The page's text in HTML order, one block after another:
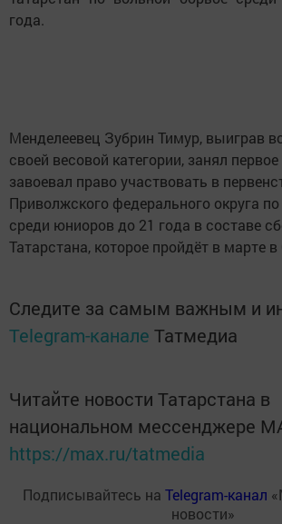
года.
Менделеевец Зубрин Тимур, выиграв
своей весовой категории, занял
завоевал право участвовать в
Приволжского федерального округа
среди юниоров до 21 года в составе
Татарстана, которое пройдёт в марте в
Следите за самым важным и
Telegram-канале Татмедиа
Читайте новости Татарстана в
национальном мессенджере
https://max.ru/tatmedia
Подписывайтесь на Telegram-канал
новости»